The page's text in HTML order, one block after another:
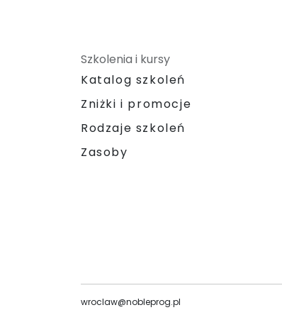
Szkolenia i kursy
Katalog szkoleń
Zniżki i promocje
Rodzaje szkoleń
Zasoby
wroclaw@nobleprog.pl